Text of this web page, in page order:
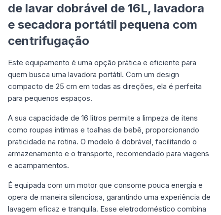
de lavar dobrável de 16L, lavadora
e secadora portátil pequena com
centrifugação
Este equipamento é uma opção prática e eficiente para
quem busca uma lavadora portátil. Com um design
compacto de 25 cm em todas as direções, ela é perfeita
para pequenos espaços.
A sua capacidade de 16 litros permite a limpeza de itens
como roupas íntimas e toalhas de bebê, proporcionando
praticidade na rotina. O modelo é dobrável, facilitando o
armazenamento e o transporte, recomendado para viagens
e acampamentos.
É equipada com um motor que consome pouca energia e
opera de maneira silenciosa, garantindo uma experiência de
lavagem eficaz e tranquila. Esse eletrodoméstico combina